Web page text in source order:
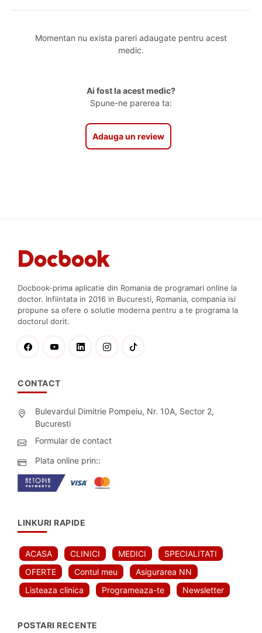
Momentan nu exista pareri adaugate pentru acest
medic.
Ai fost la acest medic?
Spune-ne parerea ta:
Adauga un review
Docbook-prima aplicatie din Romania de programari online la
doctor. Infiintata in 2016 in Bucuresti, Romania, compania isi
propune sa ofere o solutie moderna pentru a te programa la
doctorul dorit.
CONTACT
Bulevardul Dimitrie Pompeiu, Nr. 10A, Sector 2,
Bucuresti
Formular de contact
Plata online prin::
LINKURI RAPIDE
ACASA CLINICI MEDICI
SPECIALITATI
OFERTE
Contul meu
Asigurarea NN
Listeaza clinica
Programeaza-te Newsletter
POSTARI RECENTE